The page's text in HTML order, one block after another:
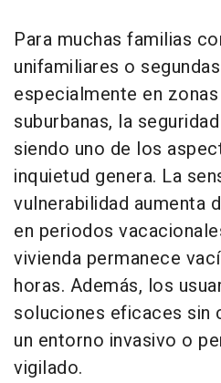
Para muchas familias
unifamiliares o
especialmente en
suburbanas, la
siendo uno de los
inquietud genera. La
vulnerabilidad aumenta
en periodos
vivienda permanece
horas. Además, los
soluciones eficaces sin
un entorno invasivo o
vigilado.